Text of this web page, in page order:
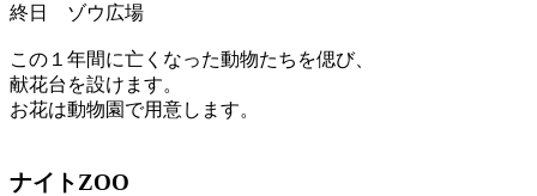
終日 ゾウ広場
この１年間に亡くなった動物たちを偲び、
献花台を設けます。
お花は動物園で用意します。
ナイトZOO